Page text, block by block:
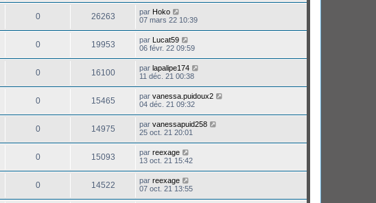
0 26263 par Hoko
07 mars 22 10:39
0 19953 par Lucat59
06 févr. 22 09:59
0 16100 par lapalipe174
11 déc. 21 00:38
0 15465 par vanessa.puidoux2
04 déc. 21 09:32
0 14975 par vanessapuid258
25 oct. 21 20:01
0 15093 par reexage
13 oct. 21 15:42
0 14522 par reexage
07 oct. 21 13:55